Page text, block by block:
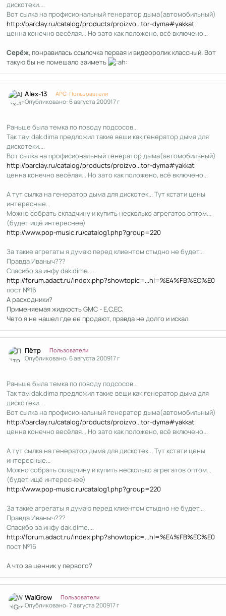
дискотеки....
Вот сылка на профисиональный генератор дыма(автомобильный)
http://barclay.ru/catalog/products/proizvo...tor-dyma#yakkat
ценна конечно весёлая... Но зато как положено, всё включено...
Серёж, понравилась ссылочка первая и видеоролик классный. Вот
такую бы не помешало заиметь
Alex-13 APC-Пользователи
Опубликовано:6 августа 200917 г
Раньше была темка по поводу подсосов...
Так там dak.dima предложил такие веши как генератор дыма для
дискотеки....
Вот сылка на профисиональный генератор дыма(автомобильный)
http://barclay.ru/catalog/products/proizvo...tor-dyma#yakkat
ценна конечно весёлая... Но зато как положено, всё включено...
А тут сылка на генератор дыма для дискотек... Тут кстати цены
интересные...
Можно собрать складчину и купить несколько агрегатов оптом...
(будет ищё интереснее)
http://www.pop-music.ru/catalog1.php?group=220
За такие агрегаты я думаю перед клиентом стыдно не будет...
Правда Иваныч???
Спасибо за инфу dak.dime....
http://forum.adact.ru/index.php?showtopic=...hl=%E4%FB%EC%E0
пост №16
А расходники?
Применяемая жидкость GMC - E,C,EC.
Чето я не нашел где ее продают, правда не долго и искал.
Пётр Пользователи
Опубликовано:6 августа 200917 г
Раньше была темка по поводу подсосов...
Так там dak.dima предложил такие веши как генератор дыма для
дискотеки....
Вот сылка на профисиональный генератор дыма(автомобильный)
http://barclay.ru/catalog/products/proizvo...tor-dyma#yakkat
ценна конечно весёлая... Но зато как положено, всё включено...
А тут сылка на генератор дыма для дискотек... Тут кстати цены
интересные...
Можно собрать складчину и купить несколько агрегатов оптом...
(будет ищё интереснее)
http://www.pop-music.ru/catalog1.php?group=220
За такие агрегаты я думаю перед клиентом стыдно не будет...
Правда Иваныч???
Спасибо за инфу dak.dime....
http://forum.adact.ru/index.php?showtopic=...hl=%E4%FB%EC%E0
пост №16
А что за ценник у первого?
WalGrow Пользователи
Опубликовано:7 августа 200917 г